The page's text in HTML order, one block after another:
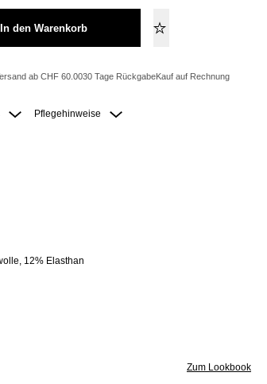
In den Warenkorb
ab CHF 60.0030 Tage RückgabeKauf auf Rechnung
Pflegehinweise
12% Elasthan
Zum Lookbook